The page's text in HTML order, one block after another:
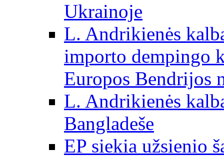
Ukrainoje
L. Andrikienės
importo dempingo
Europos Bendrijos
L. Andrikienės
Bangladeše
EP siekia užsienio